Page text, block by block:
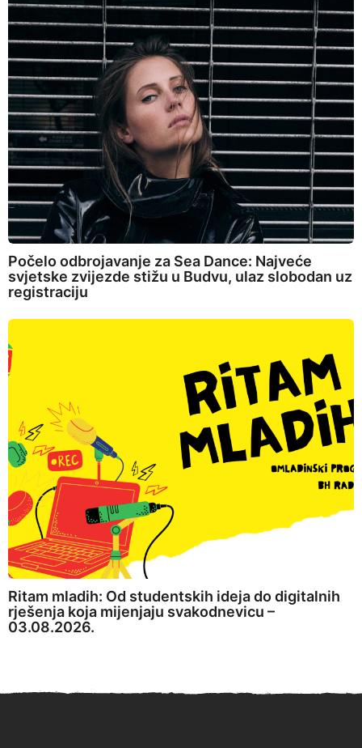
Počelo odbrojavanje za Sea Dance: Najveće
svjetske zvijezde stižu u Budvu, ulaz slobodan uz
registraciju
Ritam mladih: Od studentskih ideja do digitalnih
rješenja koja mijenjaju svakodnevicu –
03.08.2026.